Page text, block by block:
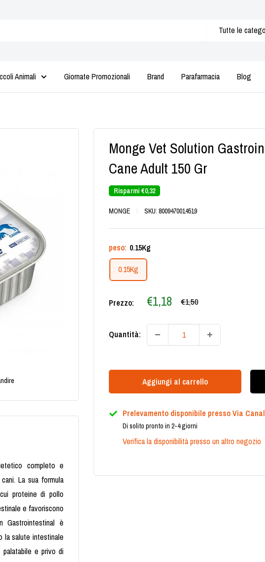
Tutte le
Animali Giornate Promozionali Brand Parafarmacia Blog
Monge Vet Solution
Cane Adult 150 Gr
Risparmi €0,32
MONGE SKU: 8009470014519
peso: 0.15Kg
0.15Kg
Prezzo: Prezzo
scontato
€1,18 Prezzo
€1,50
Quantità:
Aggiungi al carrello
Prelevamento disponibile presso Via
Di solito pronto in 2-4 giorni
Verifica la disponibilità presso un altro negozio
completo e
La sua formula
proteine di pollo
e favoriscono
Gastrointestinal è
la salute intestinale
e privo di